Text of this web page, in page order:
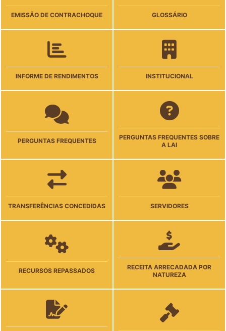
EMISSÃO DE CONTRACHOQUE GLOSSÁRIO
INFORME DE RENDIMENTOS INSTITUCIONAL
PERGUNTAS FREQUENTES
PERGUNTAS FREQUENTES SOBRE
A LAI
TRANSFERÊNCIAS CONCEDIDAS SERVIDORES
RECURSOS REPASSADOS
RECEITA ARRECADADA POR
NATUREZA